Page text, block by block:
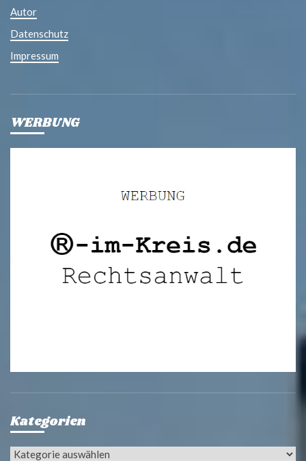
Autor
Datenschutz
Impressum
WERBUNG
Kategorien
Kategorien